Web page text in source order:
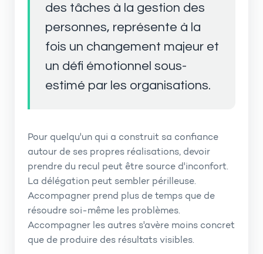
des tâches à la gestion des
personnes, représente à la
fois un changement majeur et
un défi émotionnel sous-
estimé par les organisations.
Pour quelqu'un qui a construit sa confiance
autour de ses propres réalisations, devoir
prendre du recul peut être source d'inconfort.
La délégation peut sembler périlleuse.
Accompagner prend plus de temps que de
résoudre soi-même les problèmes.
Accompagner les autres s'avère moins concret
que de produire des résultats visibles.